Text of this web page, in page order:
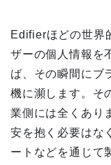
Edifierほどの世界
ザーの個人情報を
ば、その瞬間にブ
機に瀕します。そ
業側には全くあり
安を抱く必要はな
ートなどを通じて